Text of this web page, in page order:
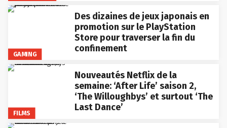
GAMING
Des dizaines de jeux japonais en
promotion sur le PlayStation
Store pour traverser la fin du
confinement
FILMS
Nouveautés Netflix de la
semaine: ‘After Life’ saison 2,
‘The Willoughbys’ et surtout ‘The
Last Dance’